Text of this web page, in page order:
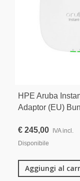
HPE Aruba
Adaptor (EU)
€ 245,00 IVA incl.
Disponibile
Aggiungi al